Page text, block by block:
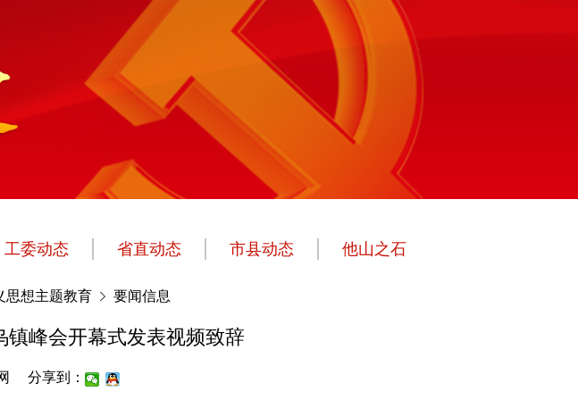
工委动态 省直动态 市县动态 他山之石
思想主题教育 要闻信息
峰会开幕式发表视频致辞
分享到：